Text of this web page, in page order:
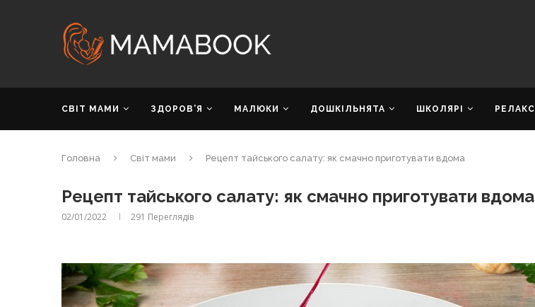
СВІТ МАМИ ЗДОРОВ’Я МАЛЮКИ ДОШКІЛЬНЯТА ШКОЛЯРІ РЕЛАКС
Головна Світ мами Рецепт тайського салату: як смачно приготувати вдома
Рецепт тайського салату: як смачно приготувати вдома
02/01/2022 291 Переглядів